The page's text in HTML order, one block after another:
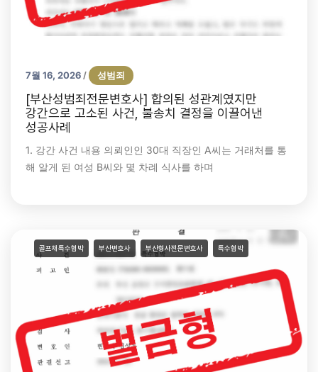
7월 16, 2026 / 성범죄
[부산성범죄전문변호사] 합의된 성관계였지만
강간으로 고소된 사건, 불송치 결정을 이끌어낸
성공사례
1. 강간 사건 내용 의뢰인인 30대 직장인 A씨는 거래처를 통
해 알게 된 여성 B씨와 몇 차례 식사를 하며
골프채특수협박 부산변호사 부산형사전문변호사 특수협박